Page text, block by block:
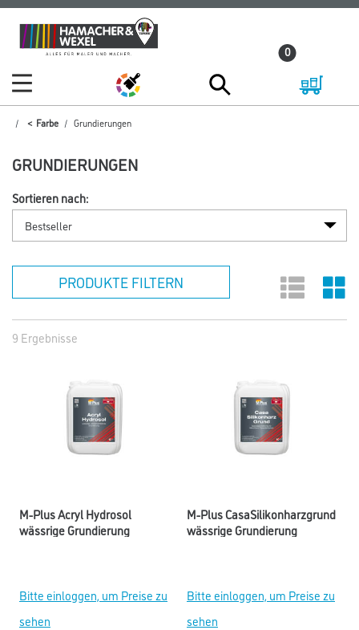
Zum
Inhalt
Zum
Navigationsmenü
0
Farbe Grundierungen
GRUNDIERUNGEN
Sortieren nach:
PRODUKTE FILTERN
9 Ergebnisse
M-Plus Acryl Hydrosol
wässrige Grundierung
Bitte einloggen, um Preise zu
sehen
M-Plus CasaSilikonharzgrund
wässrige Grundierung
Bitte einloggen, um Preise zu
sehen